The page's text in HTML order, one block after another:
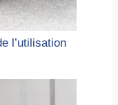
l’utilisation